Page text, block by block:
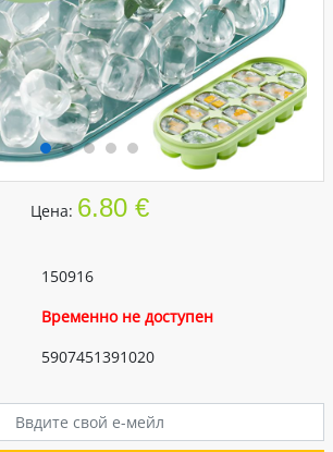
Цена: 6.80 €
150916
Временно не доступен
5907451391020